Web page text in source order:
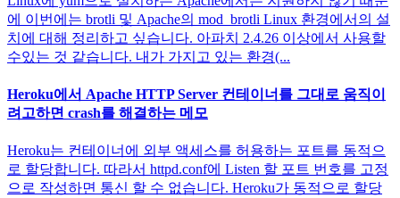
에 이번에는 brotli 및 Apache의 mod_brotli Linux 환경에서의 설
치에 대해 정리하고 싶습니다. 아파치 2.4.26 이상에서 사용할
수있는 것 같습니다. 내가 가지고 있는 환경(...
Heroku에서 Apache HTTP Server 컨테이너를 그대로 움직이
려고하면 crash를 해결하는 메모
Heroku는 컨테이너에 외부 액세스를 허용하는 포트를 동적으
로 할당합니다. 따라서 httpd.conf에 Listen 할 포트 번호를 고정
으로 작성하면 통신 할 수 없습니다. Heroku가 동적으로 할당